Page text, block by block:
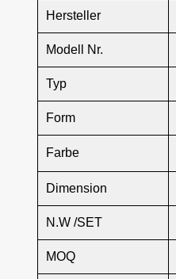
Hersteller
Modell Nr.
Typ
Form
Farbe
Dimension
N.W /SET
MOQ